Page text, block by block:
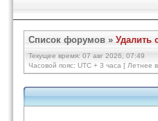
Список форумов » Удалить
Текущее время: 07 авг 2026, 07:49
Часовой пояс: UTC + 3 часа [ Летнее